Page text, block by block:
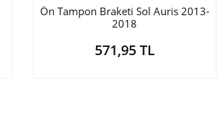
Ön Tampon Braketi Sol Auris 2013-
2018
571,95 TL